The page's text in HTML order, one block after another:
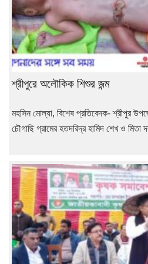
শ্রীপুরে অলৌকিক শিশুর জন্ম
মহসিন মোল্যা, বিশেষ প্রতিবেদক- শ্রীপুর
চৌগাছি গ্রামের হতদরিদ্র হামিদ শেখ ও